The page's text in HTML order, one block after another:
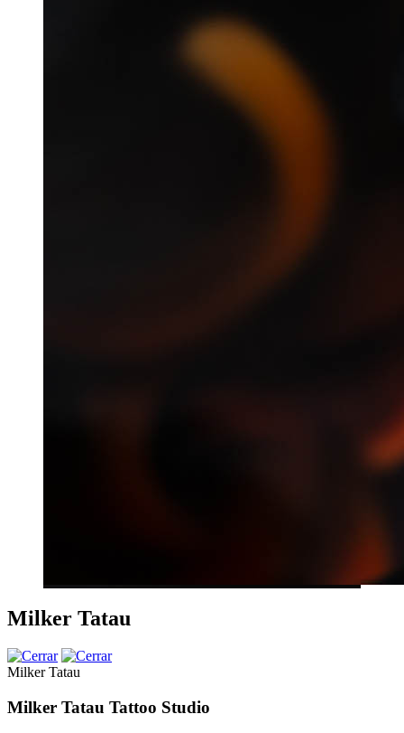
Milker Tatau
Milker Tatau
Milker Tatau Tattoo Studio